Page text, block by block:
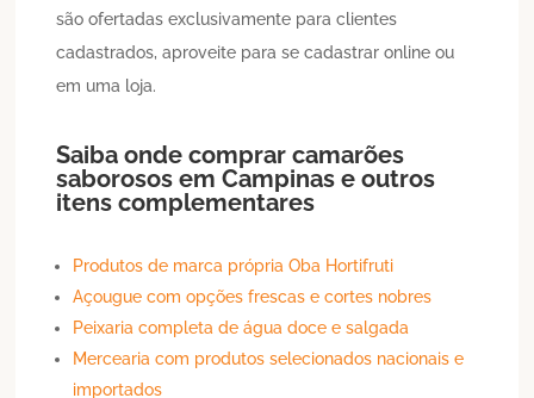
são ofertadas exclusivamente para clientes
cadastrados, aproveite para se cadastrar online ou
em uma loja.
Saiba onde comprar camarões
saborosos emCampinas e outros
itens complementares
Produtos de marca própria Oba Hortifruti
Açougue com opções frescas e cortes nobres
Peixaria completa de água doce e salgada
Mercearia com produtos selecionados nacionais e
importados